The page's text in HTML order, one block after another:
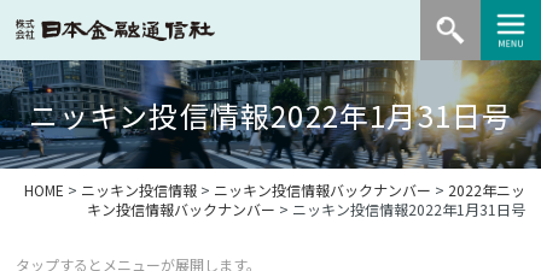
ニッキン投信情報2022年1月31日号
HOME > ニッキン投信情報> ニッキン投信情報バックナンバー > 2022年ニッ
キン投信情報バックナンバー > ニッキン投信情報2022年1月31日号